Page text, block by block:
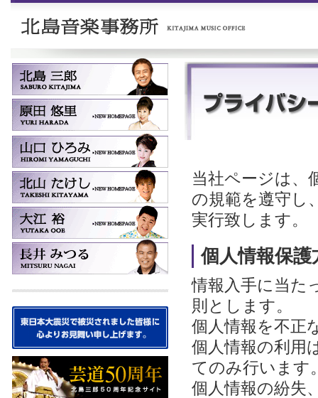
当社ページは、
の規範を遵守し
実行致します。
個人情報保護
情報入手に当た
則とします。
個人情報を不正
個人情報の利用
てのみ行います
個人情報の紛失